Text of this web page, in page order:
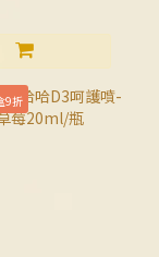
9折